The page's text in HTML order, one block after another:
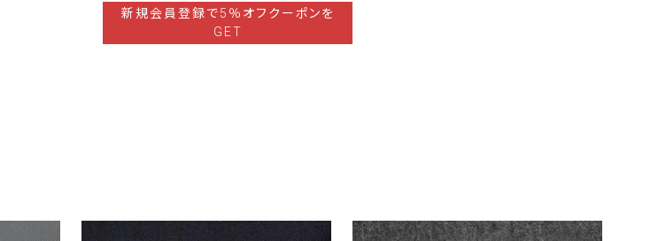
新規会員登録で5％オフクーポンを
GET